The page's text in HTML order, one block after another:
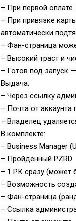
– При первой
– При привязке
автоматически
– Фан-страница
– Высокий траст и
– Готов под запуск
Выдача:
– Через ссылку
– Почта от аккаунта
– Владелец
В комплекте:
– Business Manager
– Пройденный PZRD
– 1 РК сразу (может
– Возможность
– Фан-страница
– Ссылка